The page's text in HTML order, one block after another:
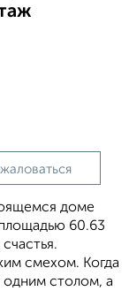
доме
60.63
смехом. Когда
столом, а